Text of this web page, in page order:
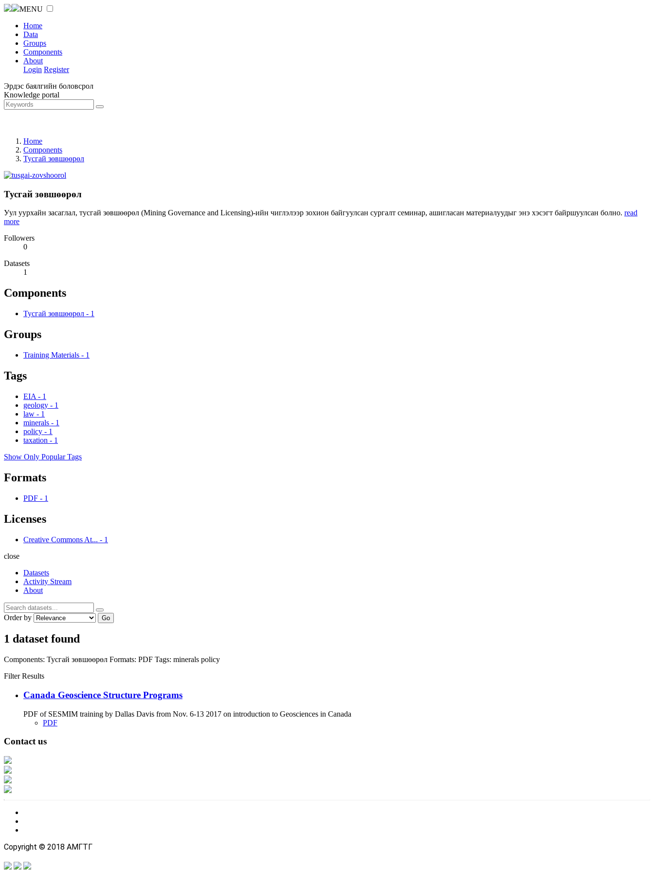
MENU
Home
Data
Groups
Components
About
Login Register
Эрдэс баялгийн боловсрол
Knowledge portal
Home
Components
Тусгай зөвшөөрөл
Тусгай зөвшөөрөл
Уул уурхайн засаглал, тусгай зөвшөөрөл (Mining Governance and Licensing)-ийн чиглэлээр зохион байгуулсан сургалт семинар, ашигласан материалуудыг энэ хэсэгт байршуулсан болно. read
more
Followers
0
Datasets
1
Components
Тусгай зөвшөөрөл - 1
Groups
Training Materials - 1
Tags
EIA - 1
geology - 1
law - 1
minerals - 1
policy - 1
taxation - 1
Show Only Popular Tags
Formats
PDF - 1
Licenses
Creative Commons At... - 1
close
Datasets
Activity Stream
About
Order by Go
1 dataset found
Components: Тусгай зөвшөөрөл Formats: PDF Tags: minerals policy
Filter Results
Canada Geoscience Structure Programs
PDF of SESMIM training by Dallas Davis from Nov. 6-13 2017 on introduction to Geosciences in Canada
PDF
Contact us
Copyright © 2018 АМГТГ